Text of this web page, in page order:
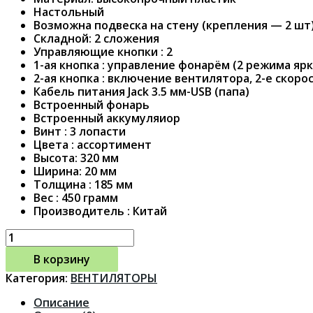
Настольный
Возможна подвеска на стену (крепления — 2
Складной: 2 сложения
Управляющие кнопки : 2
1-ая кнопка : управление фонарём (2 режима
2-ая кнопка : включение вентилятора, 2-е
Кабель питания Jack 3.5 мм-USB (папа)
Встроенный фонарь
Встроенный аккумуляиор
Винт : 3 лопасти
Цвета : ассортимент
Высота: 320 мм
Ширина: 20 мм
Толщина : 185 мм
Вес : 450 грамм
Производитель : Китай
В корзину
Категория: ВЕНТИЛЯТОРЫ
Описание